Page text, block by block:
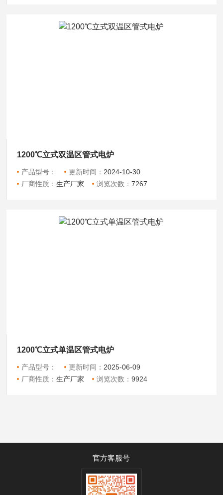
1200℃立式双温区管式电炉
产品型号： 更新时间： 2024-10-30
厂商性质：生产厂家 浏览次数： 7267
1200℃立式单温区管式电炉
产品型号： 更新时间： 2025-06-09
厂商性质：生产厂家 浏览次数： 9924
官方客服号